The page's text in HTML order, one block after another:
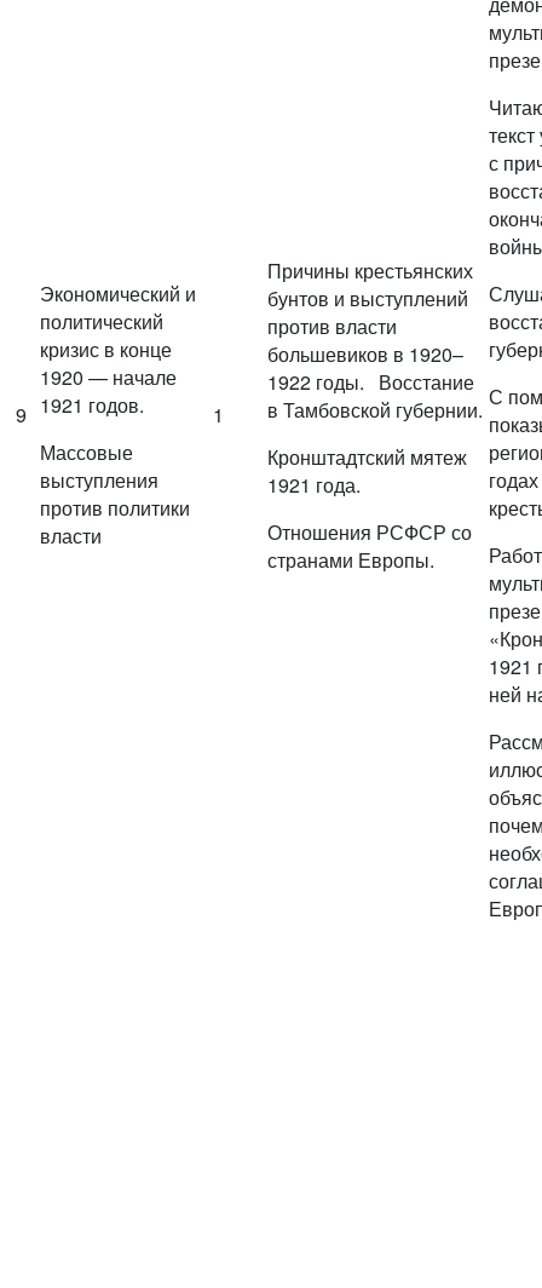
9
Экономический и
политический
кризис в конце
1920 — начале
1921 годов.
Массовые
выступления
против политики
власти
1
Причины крестьянских
бунтов и выступлений
против власти
большевиков в 1920–
1922 годы. Восстание
в Тамбовской губернии.
Кронштадтский мятеж
1921 года.
Отношения РСФСР со
странами Европы.
с
С
1921
ней